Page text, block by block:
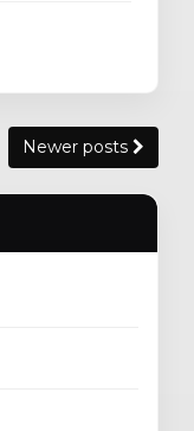
Newer posts